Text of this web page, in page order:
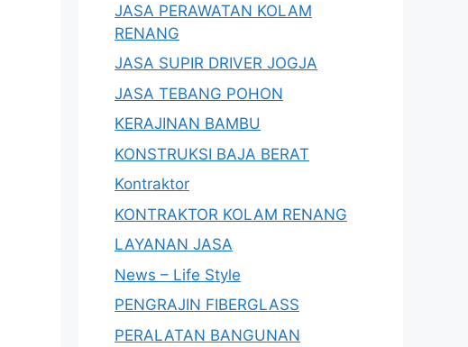
JASA PERAWATAN KOLAM
RENANG
JASA SUPIR DRIVER JOGJA
JASA TEBANG POHON
KERAJINAN BAMBU
KONSTRUKSI BAJA BERAT
Kontraktor
KONTRAKTOR KOLAM RENANG
LAYANAN JASA
News – Life Style
PENGRAJIN FIBERGLASS
PERALATAN BANGUNAN